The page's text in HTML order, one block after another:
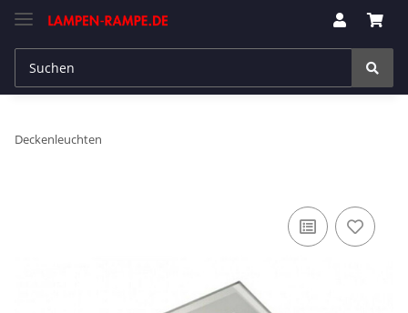
Deckenleuchten